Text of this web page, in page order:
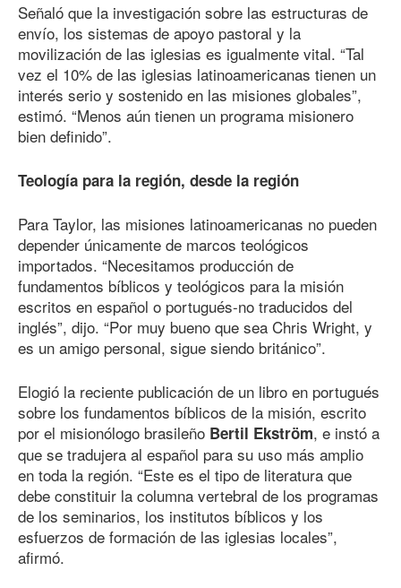
Señaló que la investigación sobre las estructuras de
envío, los sistemas de apoyo pastoral y la
movilización de las iglesias es igualmente vital. “Tal
vez el 10% de las iglesias latinoamericanas tienen un
interés serio y sostenido en las misiones globales”,
estimó. “Menos aún tienen un programa misionero
bien definido”.
Teología para la región, desde la región
Para Taylor, las misiones latinoamericanas no pueden
depender únicamente de marcos teológicos
importados. “Necesitamos producción de
fundamentos bíblicos y teológicos para la misión
escritos en español o portugués-no traducidos del
inglés”, dijo. “Por muy bueno que sea Chris Wright, y
es un amigo personal, sigue siendo británico”.
Elogió la reciente publicación de un libro en portugués
sobre los fundamentos bíblicos de la misión, escrito
por el misionólogo brasileño Bertil Ekström, e instó a
que se tradujera al español para su uso más amplio
en toda la región. “Este es el tipo de literatura que
debe constituir la columna vertebral de los programas
de los seminarios, los institutos bíblicos y los
esfuerzos de formación de las iglesias locales”,
afirmó.